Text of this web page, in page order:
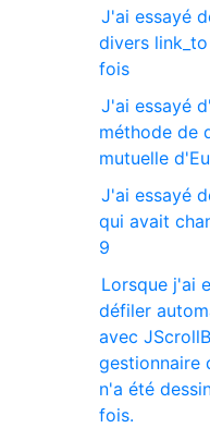
J'ai essayé
divers
fois
J'ai essayé
méthode de
mutuelle
J'ai essayé
qui avait
9
Lorsque j'ai
défiler
avec
gestionnaire
n'a été
fois.